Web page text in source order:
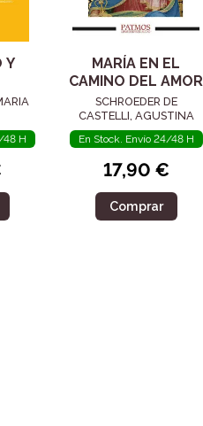
Y
48 H
MARÍA EN EL
CAMINO DEL AMOR
SCHROEDER DE
CASTELLI, AGUSTINA
En Stock. Envío 24/48 H
17,90 €
Comprar